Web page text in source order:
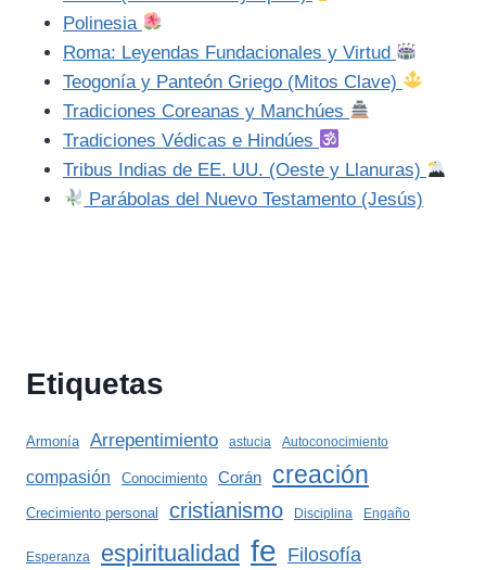
Polinesia
Roma: Leyendas Fundacionales y Virtud
Teogonía y Panteón Griego (Mitos Clave)
Tradiciones Coreanas y Manchúes
Tradiciones Védicas e Hindúes
Tribus Indias de EE. UU. (Oeste y Llanuras)
Parábolas del Nuevo Testamento (Jesús)
Etiquetas
Armonía Arrepentimiento astucia Autoconocimiento
compasión Conocimiento Corán creación
Crecimiento personal cristianismo Disciplina Engaño
Esperanza espiritualidad fe Filosofía